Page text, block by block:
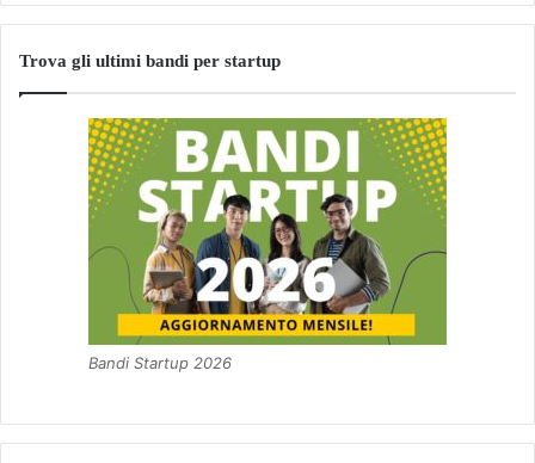
Trova gli ultimi bandi per startup
Bandi Startup 2026